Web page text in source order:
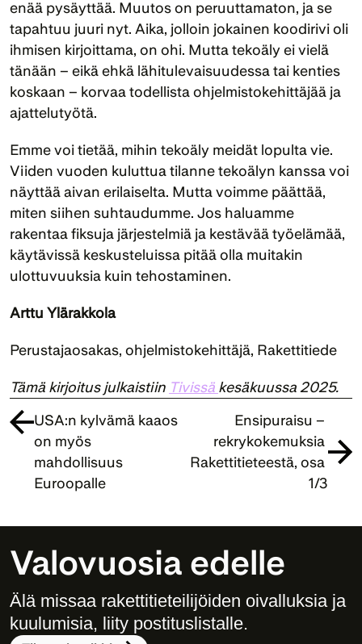
enää pysäyttää. Muutos on peruuttamaton, ja se
tapahtuu juuri nyt. Aika, jolloin jokainen koodirivi oli
ihmisen kirjoittama, on ohi. Mutta tekoäly ei vielä
tänään – eikä ehkä lähitulevaisuudessa tai kenties
koskaan – korvaa todellista ohjelmistokehittäjää ja
ajattelutyötä.
Emme voi tietää, mihin tekoäly meidät lopulta vie.
Viiden vuoden kuluttua tilanne tekoälyn kanssa voi
näyttää aivan erilaiselta. Mutta voimme päättää,
miten siihen suhtaudumme. Jos haluamme
rakentaa fiksuja järjestelmiä ja kestävää työelämää,
käytävissä keskusteluissa pitää olla muitakin
ulottuvuuksia kuin tehostaminen.
Arttu Ylärakkola
Perustajaosakas, ohjelmistokehittäjä, Rakettitiede
Tämä kirjoitus julkaistiin Tivissä kesäkuussa 2025.
USA:n kylvämä kaaos
on myös
mahdollisuus
Euroopalle
Ensipuraisu –
rekrykokemuksia
Rakettitieteestä, osa
1/3
Valovuosia edelle
Älä missaa rakettitieteilijöiden oivalluksia ja
kuulumisia, liity postituslistalle.